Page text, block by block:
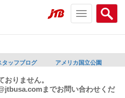
Search
menu
Toggle
navigation
タッフブログ アメリカ国立公園
おりません。
までお問い合わせくだ